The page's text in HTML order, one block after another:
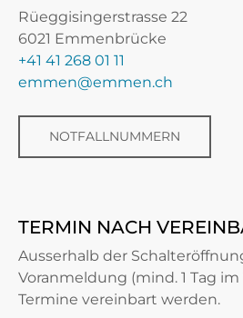
Rüeggisingerstrasse 22
6021 Emmenbrücke
+41 41 268 01 11
emmen@emmen.ch
NOTFALLNUMMERN
TERMIN NACH
Ausserhalb der
Voranmeldung (mind. 1 Tag
Termine vereinbart werden.